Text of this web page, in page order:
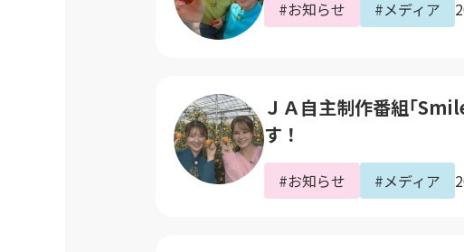
#お知らせ #メディア
ＪＡ自主制作番組｢
す！
#お知らせ #メディア